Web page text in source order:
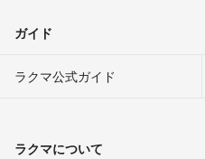
ガイド
ラクマ公式ガイド
ラクマについて